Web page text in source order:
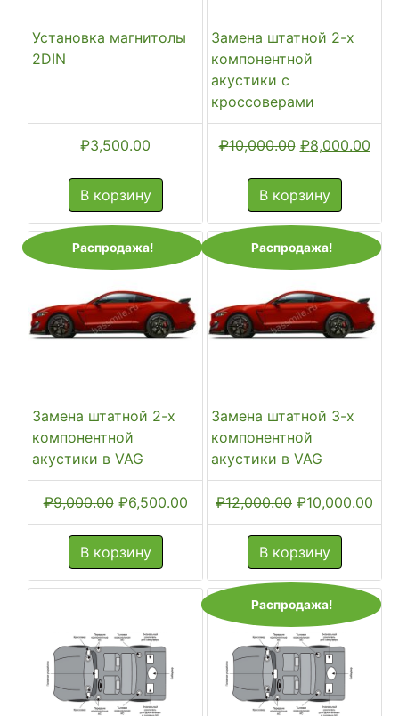
Установка магнитолы
2DIN
₽3,500.00
В корзину
Замена штатной 2-х
компонентной
акустики с
кроссоверами
₽10,000.00
цена
составляла
₽10,000.00.
₽8,000.00
В корзину
Распродажа!
Замена штатной 2-х
компонентной
акустики в VAG
₽9,000.00 Первоначальная
цена
составляла
₽9,000.00.
₽6,500.00Текущая
цена:
₽6,500.00.
В корзину
Распродажа!
Замена штатной 3-х
компонентной
акустики в VAG
₽12,000.00
цена
составляла
₽12,000.00.
₽10,000.00
В корзину
Распродажа!